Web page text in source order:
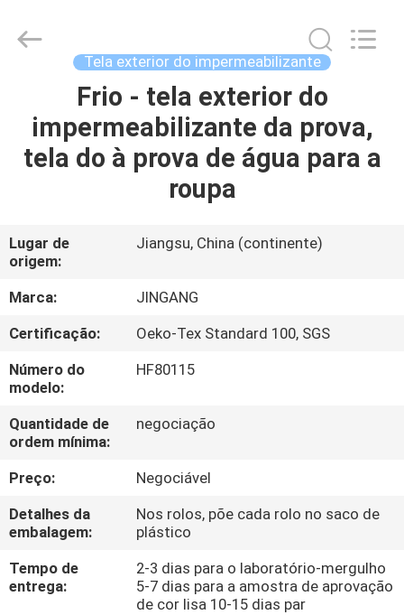
PRODUTOS
NÓS
EXCURSÃO
DA
FÁBRICA
CONTROLE
DA
QUALIDADE
CONTACTE-
NOS
Textile
Co.,Ltd.
Tela exterior do impermeabilizante
Frio - tela exterior do
impermeabilizante da prova,
tela do à prova de água para a
roupa
Lugar de
origem:
Jiangsu, China (continente)
Marca:
JINGANG
Certificação:
Oeko-Tex Standard 100, SGS
Número do
modelo:
HF80115
Quantidade de
ordem mínima:
negociação
Preço:
Negociável
Detalhes da
embalagem:
Nos rolos, põe cada rolo no saco de
plástico
Tempo de
entrega:
2-3 dias para o laboratório-mergulho
5-7 dias para a amostra de aprovação
de cor lisa 10-15 dias par